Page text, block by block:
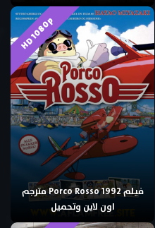
HD 1080p
فيلم Porco Rosso 1992 مترجم
اون لاين وتحميل